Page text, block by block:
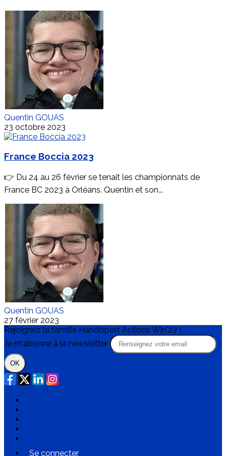
Quentin GOUAS
23 octobre 2023
France Boccia 2023
👉 Du 24 au 26 février se tenait les championnats de
France BC 2023 à Orléans. Quentin et son...
Quentin GOUAS
27 février 2023
Rejoignez la famille Handisport Actions Win'27 !
Je m'abonne à la newsletter
OK
Se connecter